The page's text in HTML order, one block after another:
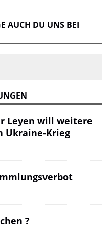
AUCH DU UNS BEI
Leyen will weitere
Ukraine-Krieg
?